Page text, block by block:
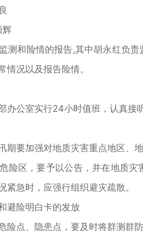
辉
测和险情的报告,其中胡永红负
情况以及报告险情。
办公室实行24小时值班，认真接
期要加强对地质灾害重点地区、
险区，要予以公告，并在地质
紧急时，应强行组织避灾疏散。
避险明白卡的发放
险点、隐患点，要及时将群测群